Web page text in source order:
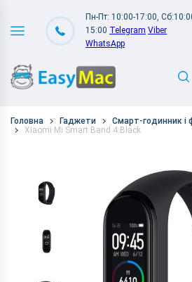
Пн-Пт: 10:00-17:00,
15:00 Telegram Viber
WhatsApp
Головна Гаджети
Смарт-годинник і
Xiaomi Mi Smart Band 4 Black